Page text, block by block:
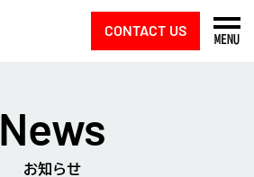
MENU
CONTACT US
News
お知らせ